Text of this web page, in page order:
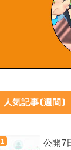
人気記事(週間)
公開7